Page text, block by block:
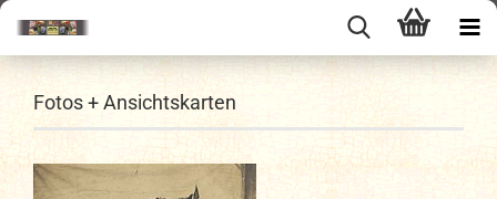
Fotos + Ansichtskarten